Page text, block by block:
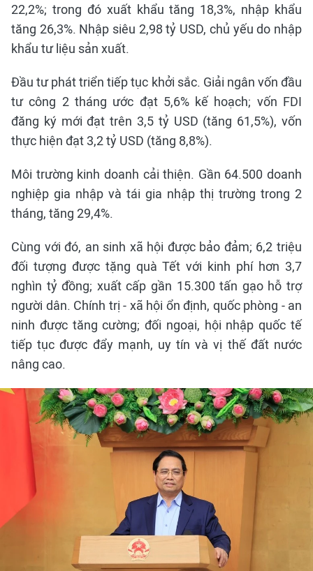
22,2%; trong đó xuất khẩu tăng 18,3%, nhập khẩu
tăng 26,3%. Nhập siêu 2,98 tỷ USD, chủ yếu do nhập
khẩu tư liệu sản xuất.
Đầu tư phát triển tiếp tục khởi sắc. Giải ngân vốn đầu
tư công 2 tháng ước đạt 5,6% kế hoạch; vốn FDI
đăng ký mới đạt trên 3,5 tỷ USD (tăng 61,5%), vốn
thực hiện đạt 3,2 tỷ USD (tăng 8,8%).
Môi trường kinh doanh cải thiện. Gần 64.500 doanh
nghiệp gia nhập và tái gia nhập thị trường trong 2
tháng, tăng 29,4%.
Cùng với đó, an sinh xã hội được bảo đảm; 6,2 triệu
đối tượng được tặng quà Tết với kinh phí hơn 3,7
nghìn tỷ đồng; xuất cấp gần 15.300 tấn gạo hỗ trợ
người dân. Chính trị - xã hội ổn định, quốc phòng - an
ninh được tăng cường; đối ngoại, hội nhập quốc tế
tiếp tục được đẩy mạnh, uy tín và vị thế đất nước
nâng cao.